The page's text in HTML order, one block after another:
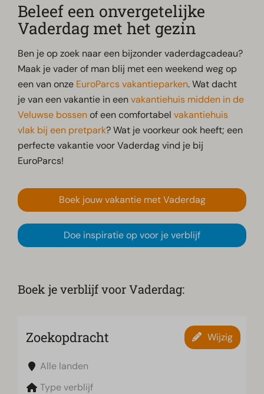
Beleef een onvergetelijke
Vaderdag met het gezin
Ben je op zoek naar een bijzonder vaderdagcadeau?
Maak je vader of man blij met een weekend weg op
een van onze EuroParcs vakantieparken. Wat dacht
je van een vakantie in eenvakantiehuis midden in de
Veluwse bossenof een comfortabelvakantiehuis
vlak bij een pretpark? Wat je voorkeur ook heeft; een
perfecte vakantie voor Vaderdag vind je bij
EuroParcs!
Boek jouw vakantie met Vaderdag
Doe inspiratie op voor je verblijf
Boek je verblijf voor Vaderdag:
Zoekopdracht Wijzig
Alle landen
Type verblijf